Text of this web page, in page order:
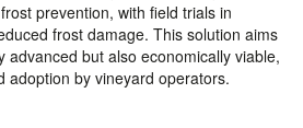
prevention, with field trials in
frost damage. This solution aims
advanced but also economically viable,
adoption by vineyard operators.